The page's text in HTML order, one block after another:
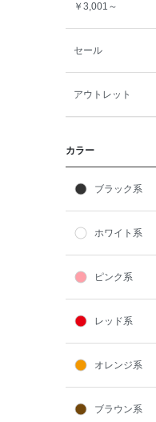
￥3,001～
セール
アウトレット
カラー
ブラック系
ホワイト系
ピンク系
レッド系
オレンジ系
ブラウン系